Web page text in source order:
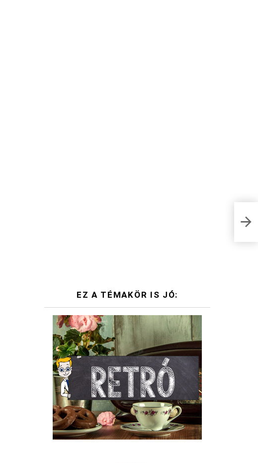
Ez
EZ A TÉMAKÖR IS JÓ: